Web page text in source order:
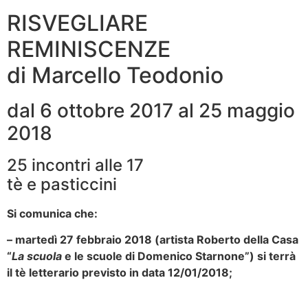
RISVEGLIARE
REMINISCENZE
di Marcello Teodonio
dal 6 ottobre 2017 al 25 maggio
2018
25 incontri alle 17
tè e pasticcini
Si comunica che:
– martedì 27 febbraio 2018 (artista Roberto della Casa
“La scuola e le scuole di Domenico Starnone”) si terrà
il tè letterario previsto in data 12/01/2018;